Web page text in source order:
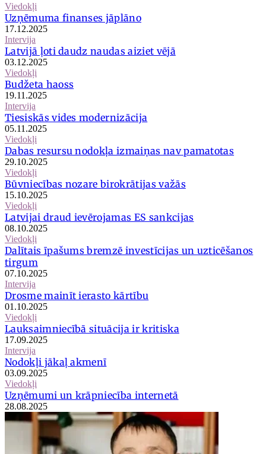
Viedokļi
Uzņēmuma finanses jāplāno
17.12.2025
Intervija
Latvijā ļoti daudz naudas aiziet vējā
03.12.2025
Viedokļi
Budžeta haoss
19.11.2025
Intervija
Tiesiskās vides modernizācija
05.11.2025
Viedokļi
Dabas resursu nodokļa izmaiņas nav pamatotas
29.10.2025
Viedokļi
Būvniecības nozare birokrātijas važās
15.10.2025
Viedokļi
Latvijai draud ievērojamas ES sankcijas
08.10.2025
Viedokļi
Dalītais īpašums bremzē investīcijas un uzticēšanos
tirgum
07.10.2025
Intervija
Drosme mainīt ierasto kārtību
01.10.2025
Viedokļi
Lauksaimniecībā situācija ir kritiska
17.09.2025
Intervija
Nodokļi jākaļ akmenī
03.09.2025
Viedokļi
Uzņēmumi un krāpniecība internetā
28.08.2025